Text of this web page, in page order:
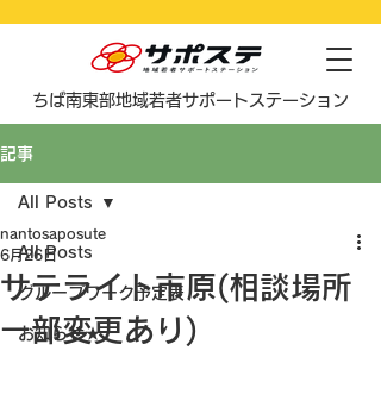
​ちば南東部地域若者サポートステーション
記事
All Posts
グループワーク予定表
お知らせ★
All Posts
サテライト市原(相談場所
一部変更あり)
nantosaposute
6月26日